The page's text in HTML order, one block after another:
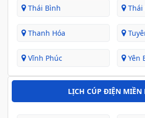
Thái Bình Thái
Thanh Hóa
Vĩnh Phúc Yên
LỊCH CÚP ĐIỆN MIỀN